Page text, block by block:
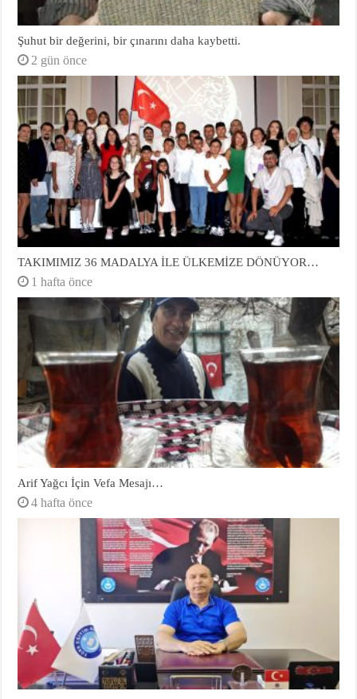
Şuhut bir değerini, bir çınarını daha kaybetti.
2 gün önce
TAKIMIMIZ 36 MADALYA İLE ÜLKEMİZE DÖNÜYOR…
1 hafta önce
Arif Yağcı İçin Vefa Mesajı…
4 hafta önce